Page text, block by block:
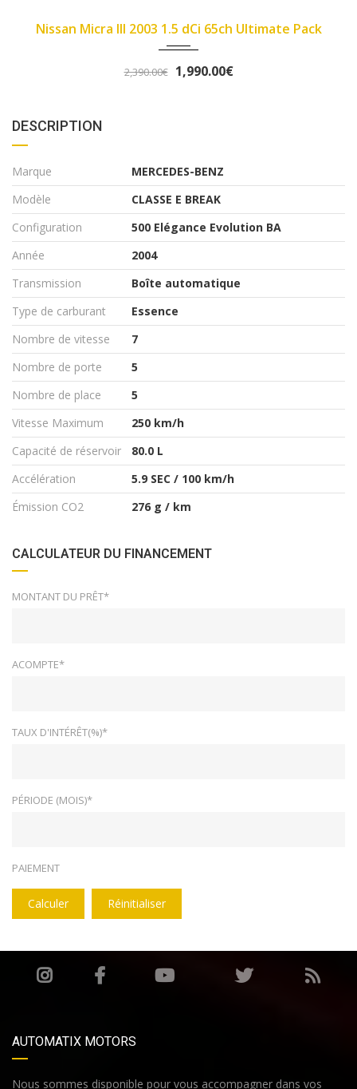
Fiat Panda II 2007 1.1 8v 54ch Dynamic
3,490.00€ 3,290.00€
DESCRIPTION
Marque
MERCEDES-BENZ
Modèle
CLASSE E BREAK
Configuration
500 Elégance Evolution BA
Année
2004
Transmission
Boîte automatique
Type de carburant
Essence
Nombre de vitesse
7
Nombre de porte
5
Nombre de place
5
Vitesse Maximum
250 km/h
Capacité de réservoir
80.0 L
Accélération
5.9 SEC / 100 km/h
Émission CO2
276 g / km
CALCULATEUR DU FINANCEMENT
MONTANT DU PRÊT*
ACOMPTE*
TAUX D'INTÉRÊT(%)*
PÉRIODE (MOIS)*
PAIEMENT
Calculer Réinitialiser
AUTOMATIX MOTORS
Nous sommes disponible pour vous accompagner dans vos